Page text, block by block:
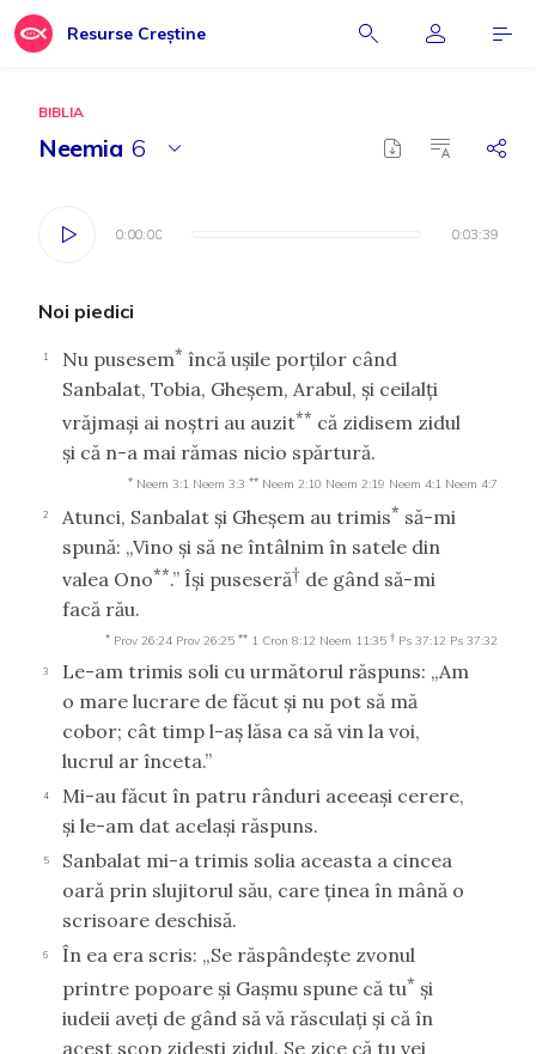
Resurse Creștine
BIBLIA
Neemia 6
0:00:00 0:03:39
0:00:00 0:03:39
Noi piedici
1 Nu pusesem* încă uşile porţilor când
Sanbalat, Tobia, Gheşem, Arabul, şi ceilalţi
vrăjmaşi ai noştri au auzit** că zidisem zidul
şi că n-a mai rămas nicio spărtură.
* Neem 3:1 Neem 3:3 ** Neem 2:10 Neem 2:19 Neem 4:1 Neem 4:7
2 Atunci, Sanbalat şi Gheşem au trimis* să-mi
spună: „Vino şi să ne întâlnim în satele din
valea Ono**.” Îşi puseseră† de gând să-mi
facă rău.
* Prov 26:24 Prov 26:25 ** 1 Cron 8:12 Neem 11:35 † Ps 37:12 Ps 37:32
3
Le-am trimis soli cu următorul răspuns: „Am
o mare lucrare de făcut şi nu pot să mă
cobor; cât timp l-aş lăsa ca să vin la voi,
lucrul ar înceta.”
4
Mi-au făcut în patru rânduri aceeaşi cerere,
şi le-am dat acelaşi răspuns.
5
Sanbalat mi-a trimis solia aceasta a cincea
oară prin slujitorul său, care ţinea în mână o
scrisoare deschisă.
6
În ea era scris: „Se răspândeşte zvonul
printre popoare şi Gaşmu spune că tu* şi
iudeii aveţi de gând să vă răsculaţi şi că în
acest scop zideşti zidul. Se zice că tu vei